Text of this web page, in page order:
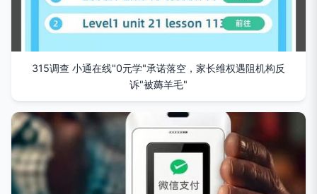
315调查 小通在线"0元学"承诺落空，家长维权遇阻机构反
诉"被薅羊毛"